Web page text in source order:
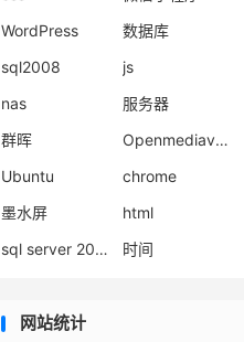
WordPress
数据库
sql2008
js
nas
服务器
群晖
Openmediavault
Ubuntu
chrome
墨水屏
html
sql server 2008
时间
网站统计